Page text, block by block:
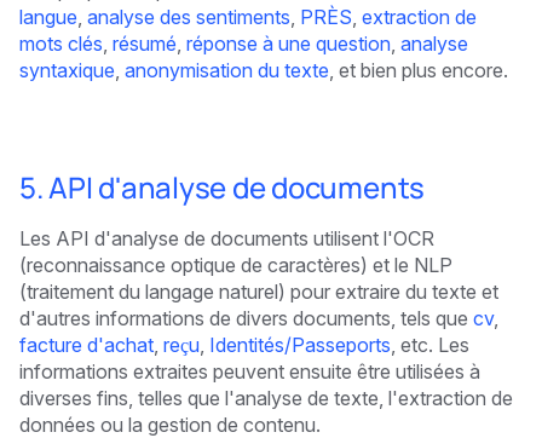
langue, analyse des sentiments, PRÈS, extraction de
mots clés, résumé, réponse à une question, analyse
syntaxique, anonymisation du texte, et bien plus encore.
5. API d'analyse de documents
Les API d'analyse de documents utilisent l'OCR
(reconnaissance optique de caractères) et le NLP
(traitement du langage naturel) pour extraire du texte et
d'autres informations de divers documents, tels que cv,
facture d'achat, reçu, Identités/Passeports, etc. Les
informations extraites peuvent ensuite être utilisées à
diverses fins, telles que l'analyse de texte, l'extraction de
données ou la gestion de contenu.